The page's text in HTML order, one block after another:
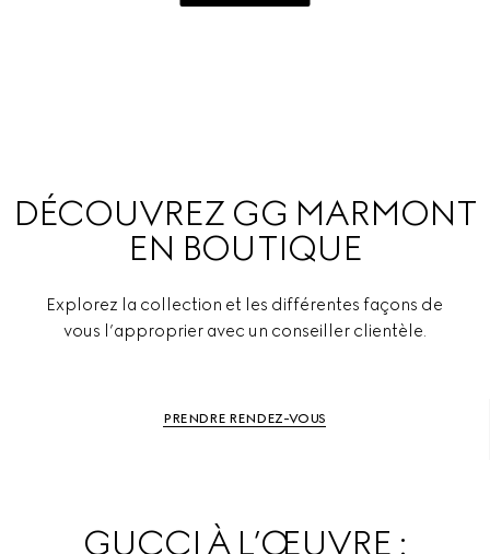
DÉCOUVREZ GG MARMONT
EN BOUTIQUE
Explorez la collection et les différentes façons de
vous l’approprier avec un conseiller clientèle.
PRENDRE RENDEZ-VOUS
GUCCI À L’ŒUVRE :